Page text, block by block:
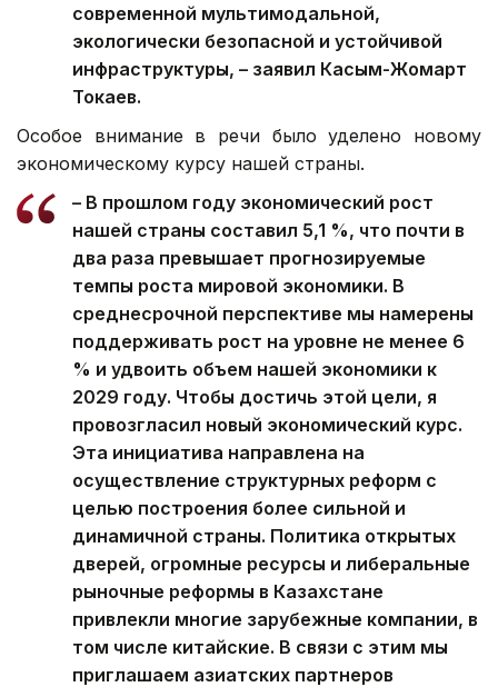
современной мультимодальной,
экологически безопасной и устойчивой
инфраструктуры, – заявил Касым-Жомарт
Токаев.
Особое внимание в речи было уделено новому
экономическому курсу нашей страны.
– В прошлом году экономический рост
нашей страны составил 5,1 %, что почти в
два раза превышает прогнозируемые
темпы роста мировой экономики. В
среднесрочной перспективе мы намерены
поддерживать рост на уровне не менее 6
% и удвоить объем нашей экономики к
2029 году. Чтобы достичь этой цели, я
провозгласил новый экономический курс.
Эта инициатива направлена на
осуществление структурных реформ с
целью построения более сильной и
динамичной страны. Политика открытых
дверей, огромные ресурсы и либеральные
рыночные реформы в Казахстане
привлекли многие зарубежные компании, в
том числе китайские. В связи с этим мы
приглашаем азиатских партнеров